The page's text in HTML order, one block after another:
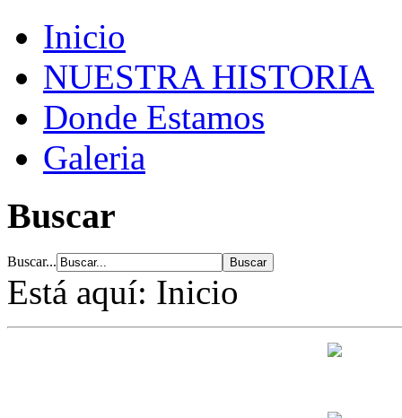
Inicio
NUESTRA HISTORIA
Donde Estamos
Galeria
Buscar
Buscar...
Está aquí: Inicio